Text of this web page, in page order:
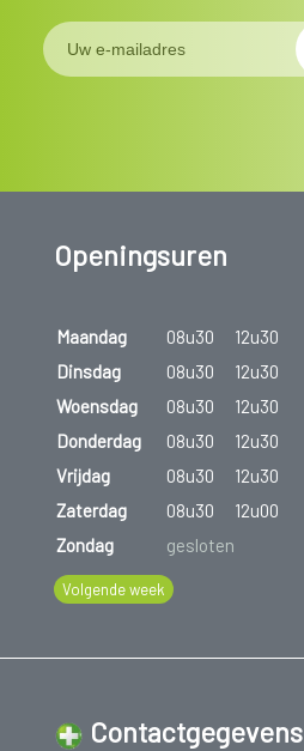
Openingsuren
Maandag 08u30 12u30
Dinsdag
08u30 12u30
Woensdag
08u30 12u30
Donderdag
08u30 12u30
Vrijdag
08u30 12u30
Zaterdag
08u30
12u00
Zondag
gesloten
Volgende week
Contactgegevens